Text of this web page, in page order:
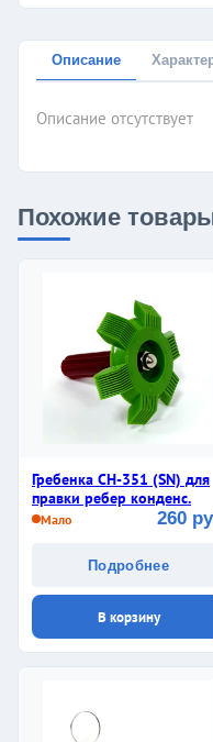
Описание
Описание отсутствует
Похожие
Гребенка СН-351 (SN) для
правки ребер конденс.
Мало 260
Подробнее
В корзину